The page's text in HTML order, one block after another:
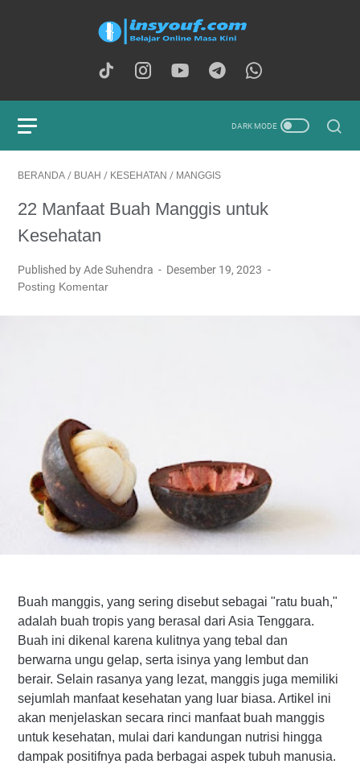
BERANDA / BUAH / KESEHATAN / MANGGIS
22 Manfaat Buah Manggis untuk
Kesehatan
Published by Ade Suhendra
Desember 19, 2023
Posting Komentar
Buah manggis, yang sering disebut sebagai "ratu buah,"
adalah buah tropis yang berasal dari Asia Tenggara.
Buah ini dikenal karena kulitnya yang tebal dan
berwarna ungu gelap, serta isinya yang lembut dan
berair. Selain rasanya yang lezat, manggis juga memiliki
sejumlah manfaat kesehatan yang luar biasa. Artikel ini
akan menjelaskan secara rinci manfaat buah manggis
untuk kesehatan, mulai dari kandungan nutrisi hingga
dampak positifnya pada berbagai aspek tubuh manusia.